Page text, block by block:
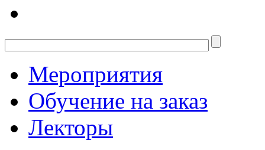
Мероприятия
Обучение на заказ
Лекторы